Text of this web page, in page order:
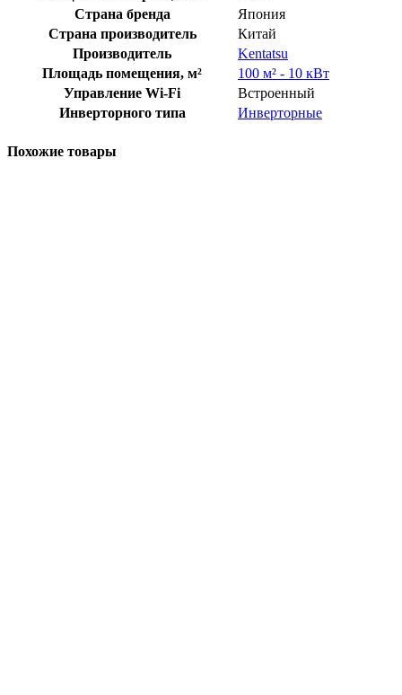
Страна бренда
Япония
Страна производитель
Китай
Производитель
Kentatsu
Площадь помещения, м²
100 м² - 10 кВт
Управление Wi-Fi
Встроенный
Инверторного типа
Инверторные
Похожие товары